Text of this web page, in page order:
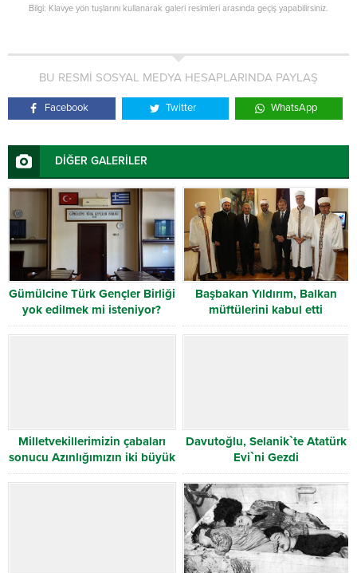
Bilgi: Klavye yön tuşlarını kullanarak galeri resimleri arasında geçiş yapabilirsiniz.
BU RESMİ SOSYAL MEDYA HESAPLARINDA PAYLAŞ
Facebook Twitter WhatsApp
DİĞER GALERİLER
Gümülcine Türk Gençler Birliği
yok edilmek mi isteniyor?
Başbakan Yıldırım, Balkan
müftülerini kabul etti
Milletvekillerimizin çabaları
sonucu Azınlığımızın iki büyük
sorunu çözüldü
Davutoğlu, Selanik`te Atatürk
Evi`ni Gezdi